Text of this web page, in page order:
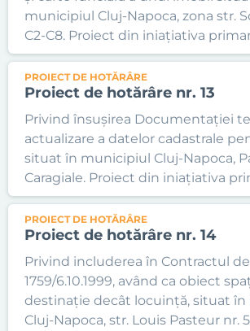
municipiul Cluj-Napoca, zona str.
C2-C8. Proiect din iniațiativa
PROIECT DE HOTĂRÂRE
Proiect de hotărâre nr. 13
Privind însușirea Documentației
actualizare a datelor cadastrale
situat în municipiul Cluj-Napoca,
Caragiale. Proiect din iniațiativa
PROIECT DE HOTĂRÂRE
Proiect de hotărâre nr. 14
Privind includerea în Contractul
1759/6.10.1999, având ca obiect
destinație decât locuință, situat în
Cluj-Napoca, str. Louis Pasteur nr.